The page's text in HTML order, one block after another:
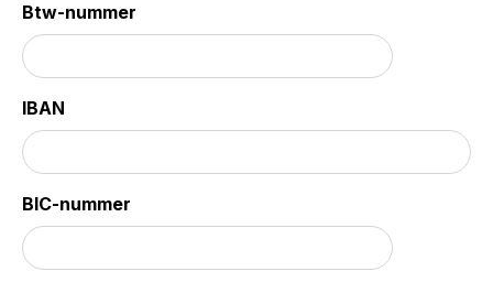
Btw-nummer
IBAN
BIC-nummer